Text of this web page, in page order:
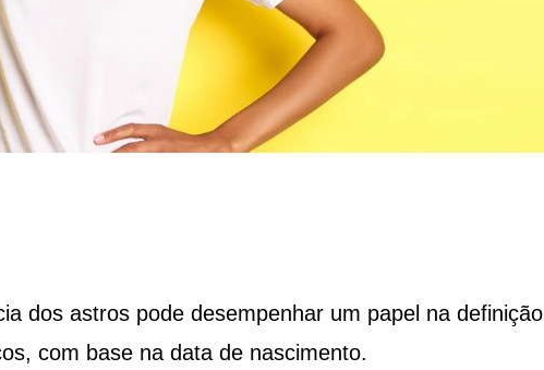
dos astros pode desempenhar um papel na definição
com base na data de nascimento.